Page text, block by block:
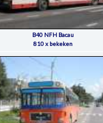
B40 NFH Bacau
810 x bekeken